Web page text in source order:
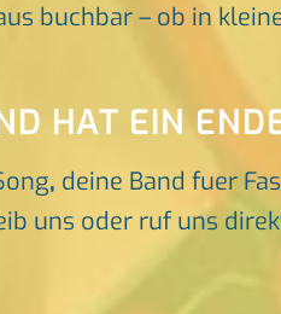
buchbar – ob in
HAT EIN
, deine Band fuer
uns oder ruf uns